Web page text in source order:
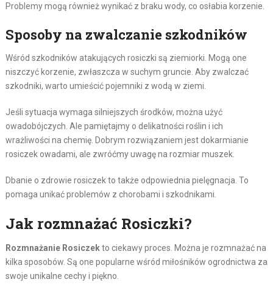
Problemy mogą również wynikać z braku wody, co osłabia korzenie.
Sposoby na zwalczanie szkodników
Wśród szkodników atakujących rosiczki są ziemiorki. Mogą one
niszczyć korzenie, zwłaszcza w suchym gruncie. Aby zwalczać
szkodniki, warto umieścić pojemniki z wodą w ziemi.
Jeśli sytuacja wymaga silniejszych środków, można użyć
owadobójczych. Ale pamiętajmy o delikatności roślin i ich
wrażliwości na chemię. Dobrym rozwiązaniem jest dokarmianie
rosiczek owadami, ale zwróćmy uwagę na rozmiar muszek.
Dbanie o zdrowie rosiczek to także odpowiednia pielęgnacja. To
pomaga unikać problemów z chorobami i szkodnikami.
Jak rozmnażać Rosiczki?
Rozmnażanie Rosiczekto ciekawy proces. Można je rozmnażać na
kilka sposobów. Są one popularne wśród miłośników ogrodnictwa za
swoje unikalne cechy i piękno.